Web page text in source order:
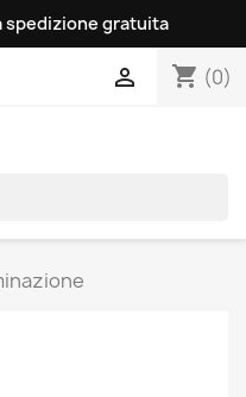
spedizione gratuita
shopping_cart (0)
